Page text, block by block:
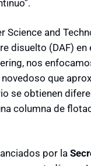
Science and
disuelto (DAF) en
nos
que
se obtienen
columna de
por la